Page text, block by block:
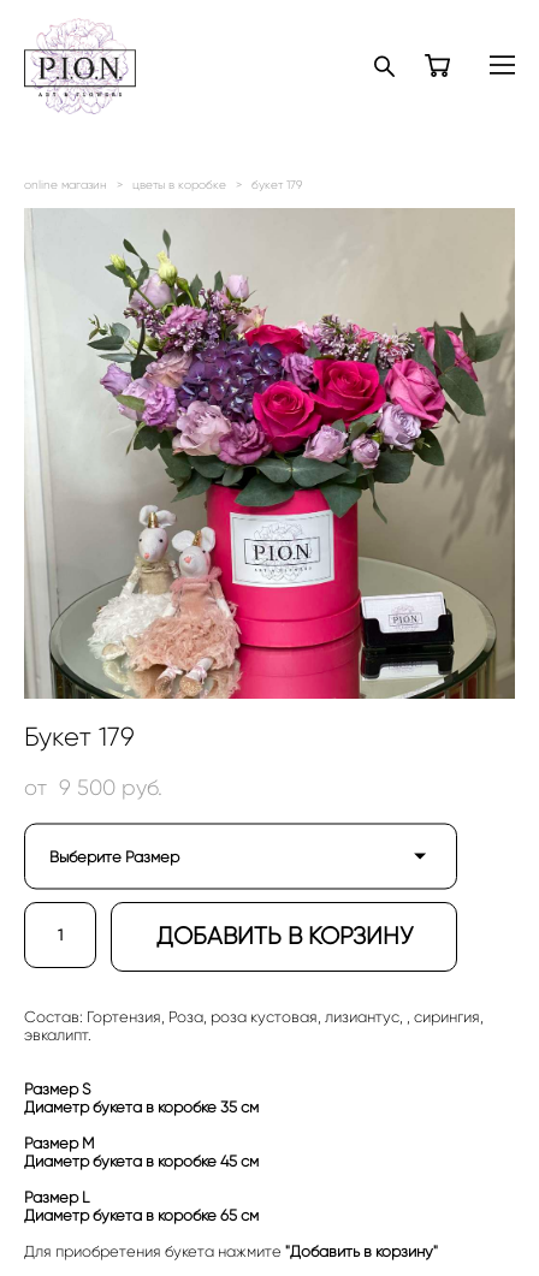
online магазин > цветы в коробке > букет 179
Букет 179
от 9 500 pуб.
Выберите Размер
ДОБАВИТЬ В КОРЗИНУ
Состав: Гортензия, Роза, роза кустовая, лизиантус, , сирингия,
эвкалипт.
Размер S
Диаметр букета в коробке 35 см
Размер M
Диаметр букета в коробке 45 см
Размер L
Диаметр букета в коробке 65 см
Для приобретения букета нажмите "Добавить в корзину"